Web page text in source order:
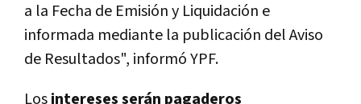
a la Fecha de Emisión y Liquidación e
informada mediante la publicación del Aviso
de Resultados", informó YPF.
Losintereses serán pagaderos